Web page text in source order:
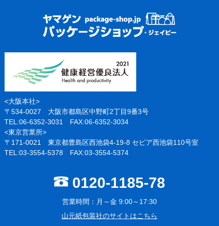
<大阪本社>
〒534-0027 大阪市都島区中野町2丁目9番3号
TEL:06-6352-3031 FAX:06-6352-3034
<東京営業所>
〒171-0021 東京都豊島区西池袋4-19-8 セピア西池袋110号室
TEL:03-3554-5378 FAX:03-3554-5374
0120-1185-78
営業時間：月～金 9:00～17:30
山元紙包装社のサイトはこちら